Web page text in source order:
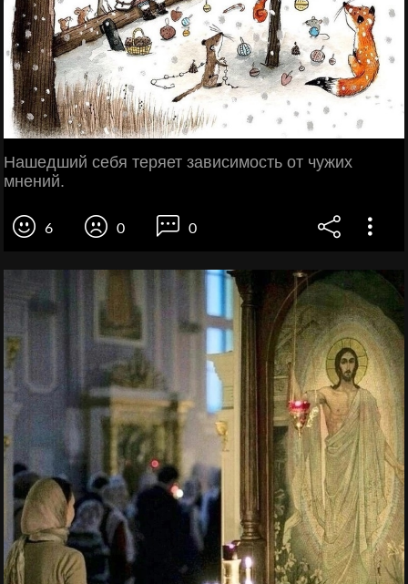
Нашедший себя теряет зависимость от чужих
мнений.
6 0 0